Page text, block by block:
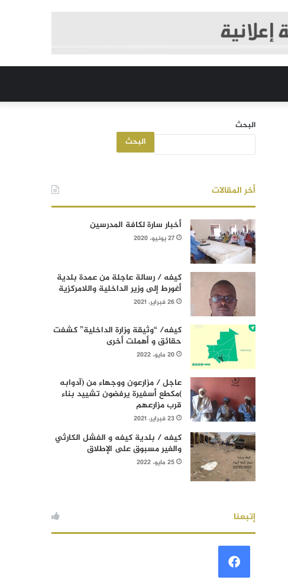
البحث
البحث
أخر المقالات
أخبار سارة لكافة المدرسين
27 يونيو، 2020
كيفه / رسالة عاجلة من عمدة بلدية
أغورط إلى وزير الداخلية واللامركزية
26 فبراير، 2021
كيفه/ “وثيقة وزارة الداخلية” كشفت
حقائق و أهملت أخرى
20 مايو، 2022
عاجل / مزارعون ووجهاء من (آدوابه
)مكطع أسفيرة يرفضون تشييد بناء
قرب مزارعهم
23 فبراير، 2021
كيفه / بلدية كيفه و الفشل الكارثي
والغير مسبوق على الإطلاق
25 مايو، 2022
إتبعنا